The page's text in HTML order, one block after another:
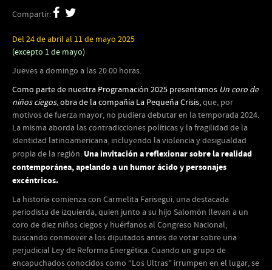
Compartir:
Del 24 de abril al 11 de mayo 2025
(excepto 1 de mayo)
Jueves a domingo a las 20:00 horas.
Como parte de nuestra Programación 2025 presentamos Un coro de
niños ciegos, obra de la compañía La Pequeña Crisis,que, por
motivos de fuerza mayor, no pudiera debutar en la temporada 2024.
La misma aborda las contradicciones políticas y la fragilidad de la
identidad latinoamericana, incluyendo la violencia y desigualdad
propia de la región. Una invitación a reflexionar sobre la realidad
contemporánea, apelando a un humor ácido y personajes
excéntricos.
La historia comienza con Carmelita Farisegui, una destacada
periodista de izquierda, quien junto a su hijo Salomón llevan a un
coro de diez niños ciegos y huérfanos al Congreso Nacional,
buscando conmover a los diputados antes de votar sobre una
perjudicial Ley de Reforma Energética. Cuando un grupo de
encapuchados conocidos como “Los Ultras” irrumpen en el lugar, se